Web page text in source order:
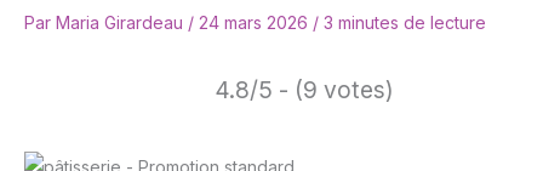
Par Maria Girardeau / 24 mars 2026 / 3 minutes de lecture
4.8/5 - (9 votes)